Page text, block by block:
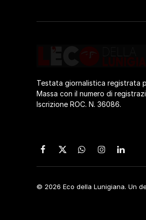
Testata giornalistica registrata
Massa con il numero di
Iscrizione ROC. N. 36086.
Facebook
X
(Twitter)
WhatsApp
Instagram
© 2026 Eco della Lunigiana. Un